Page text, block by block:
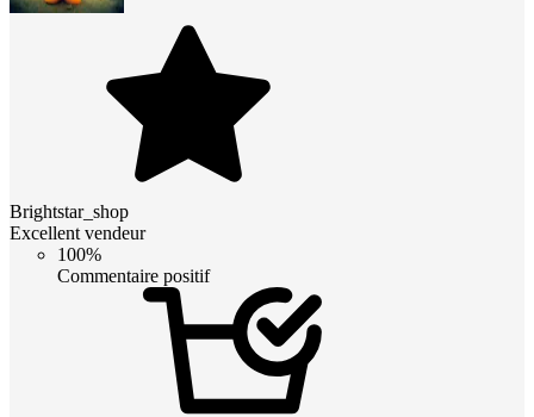
Brightstar_shop
Excellent vendeur
100%
Commentaire positif